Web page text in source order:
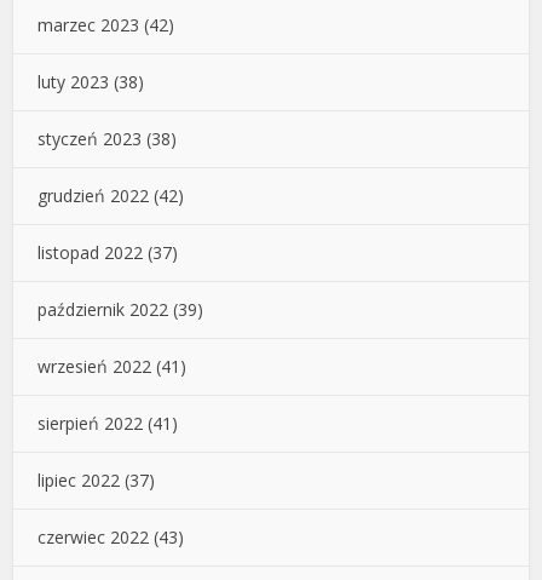
marzec 2023 (42)
luty 2023 (38)
styczeń 2023 (38)
grudzień 2022 (42)
listopad 2022 (37)
październik 2022 (39)
wrzesień 2022 (41)
sierpień 2022 (41)
lipiec 2022 (37)
czerwiec 2022 (43)